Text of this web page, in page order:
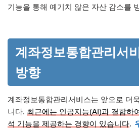
기능을 통해 예기치 않은 자산 감소를
계좌정보통합관리서
방향
계좌정보통합관리서비스는 앞으로 더
니다. 최근에는 인공지능(AI)과 결합하
석 기능을 제공하는 경향이 있습니다.